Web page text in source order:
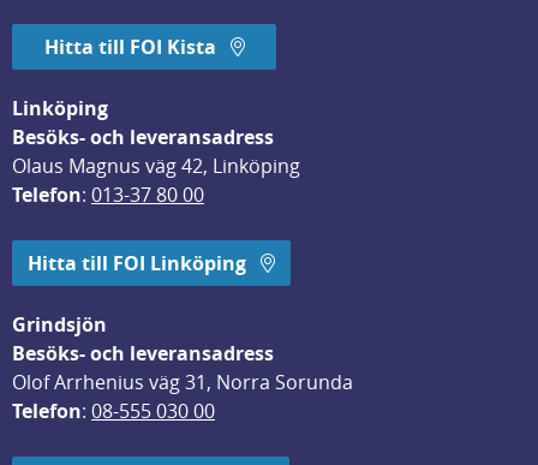
Hitta till FOI Kista
Linköping
Besöks- och leveransadress
Olaus Magnus väg 42, Linköping
Telefon: 013-37 80 00
Hitta till FOI Linköping
Grindsjön
Besöks- och leveransadress
Olof Arrhenius väg 31, Norra Sorunda
Telefon: 08-555 030 00